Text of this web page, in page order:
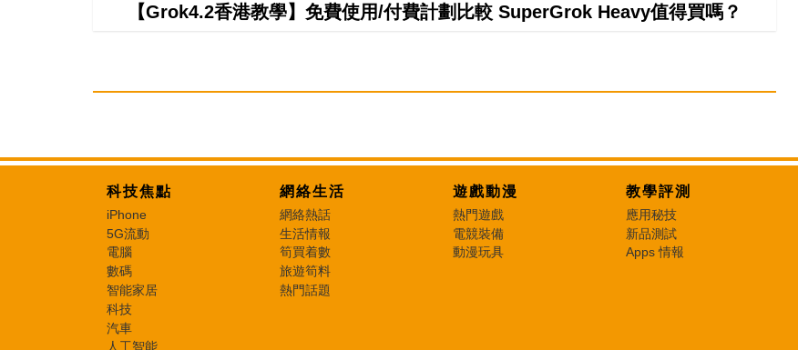
【Grok4.2香港教學】免費使用/付費計劃比較 SuperGrok Heavy值得買嗎？
科技焦點
iPhone
5G流動
電腦
數碼
智能家居
科技
汽車
人工智能
網絡生活
網絡熱話
生活情報
筍買着數
旅遊筍料
熱門話題
遊戲動漫
熱門遊戲
電競裝備
動漫玩具
教學評測
應用秘技
新品測試
Apps 情報